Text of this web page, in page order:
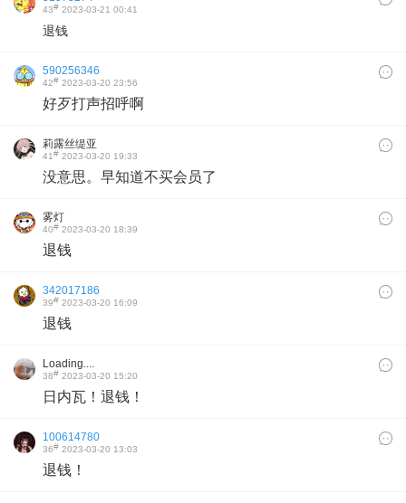
43# 2023-03-21 00:41
退钱
590256346
42# 2023-03-20 23:56
好歹打声招呼啊
莉露丝缇亚
41# 2023-03-20 19:33
没意思。早知道不买会员了
雾灯
40# 2023-03-20 18:39
退钱
342017186
39# 2023-03-20 16:09
退钱
Loading....
38# 2023-03-20 15:20
日内瓦！退钱！
100614780
36# 2023-03-20 13:03
退钱！